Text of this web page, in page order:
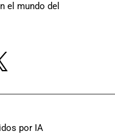
el mundo del
por IA